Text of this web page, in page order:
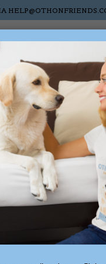
Horses Nieuw
with